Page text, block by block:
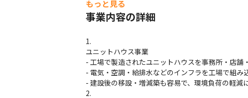
もっと見る
事業内容の詳細
ユニットハウス事業
- 工場で製造されたユニットハウスを事務所・店舗
- 電気・空調・給排水などのインフラを工場で組み
- 建設後の移設・増減築も容易で、環境負荷の軽減